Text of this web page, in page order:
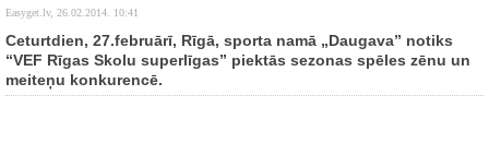
Easyget.lv, 26.02.2014. 10:41
Ceturtdien, 27.februārī, Rīgā, sporta namā „Daugava” notiks
“VEF Rīgas Skolu superlīgas” piektās sezonas spēles zēnu un
meiteņu konkurencē.